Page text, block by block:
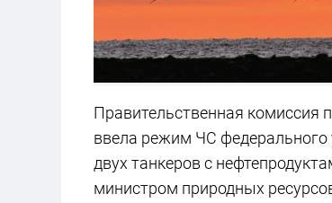
Правительственная комиссия
ввела режим ЧС федерального
двух танкеров с
министром природных